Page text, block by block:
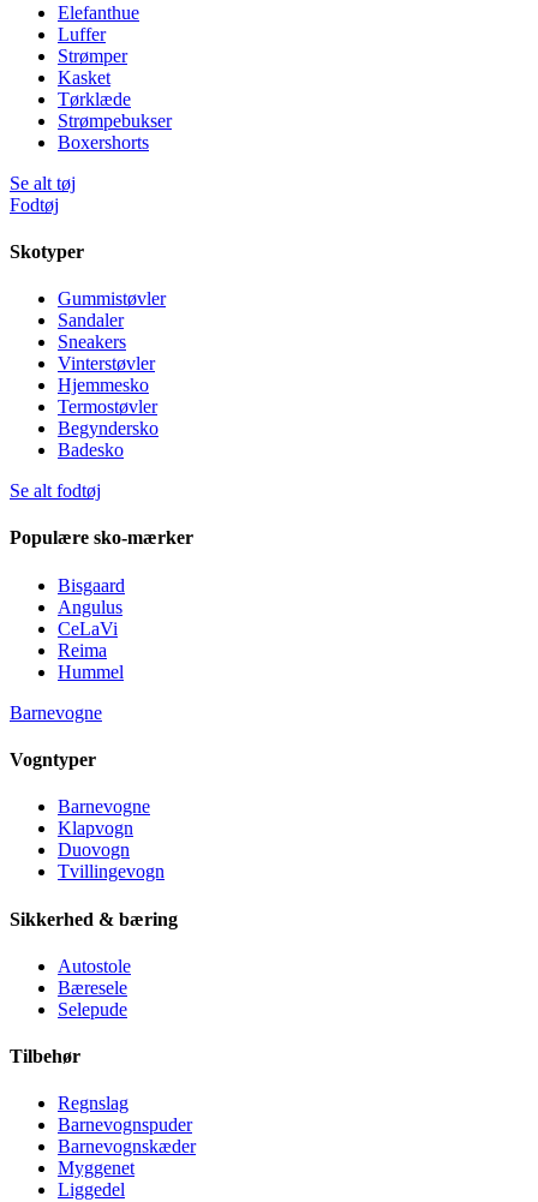
Elefanthue
Luffer
Strømper
Kasket
Tørklæde
Strømpebukser
Boxershorts
Se alt tøj
Fodtøj
Skotyper
Gummistøvler
Sandaler
Sneakers
Vinterstøvler
Hjemmesko
Termostøvler
Begyndersko
Badesko
Se alt fodtøj
Populære sko-mærker
Bisgaard
Angulus
CeLaVi
Reima
Hummel
Barnevogne
Vogntyper
Barnevogne
Klapvogn
Duovogn
Tvillingevogn
Sikkerhed & bæring
Autostole
Bæresele
Selepude
Tilbehør
Regnslag
Barnevognspuder
Barnevognskæder
Myggenet
Liggedel